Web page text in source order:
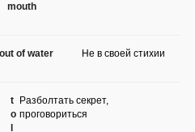
mouth
of water Не в своей стихии
t
o
Разболтать секрет,
проговориться